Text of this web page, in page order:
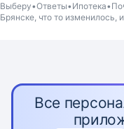
Выберу Ответы Ипотека
Брянске, что то изменилось,
Все